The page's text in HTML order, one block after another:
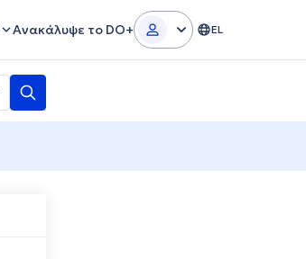
Ανακάλυψε το DO+ EL